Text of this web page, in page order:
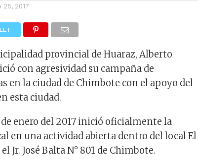
25, 2017
provincial de Huaraz, Alberto
con agresividad su campaña de
en la ciudad de Chimbote con el apoyo del
esta ciudad.
de enero del 2017 inició oficialmente la
en una actividad abierta dentro del local El
Jr. José Balta N° 801 de Chimbote.